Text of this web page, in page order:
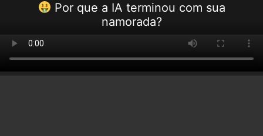
Por que a IA terminou com sua
namorada?